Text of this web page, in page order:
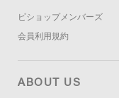
ビショップメンバーズ
会員利用規約
ABOUT US